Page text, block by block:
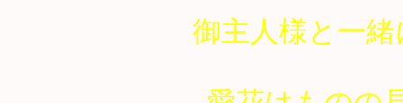
御主人様と一